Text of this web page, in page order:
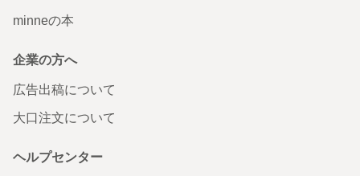
minneの本
企業の方へ
広告出稿について
大口注文について
ヘルプセンター